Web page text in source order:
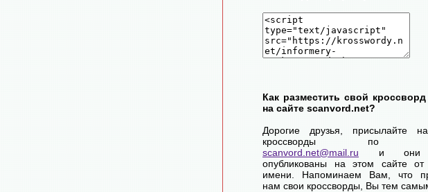
Как разместить свой
на сайте scanvord.net?
Дорогие друзья, присылайте
кроссворды по
scanvord.net@mail.ru и они
опубликованы на этом сайте
имени. Напоминаем Вам, что
нам свои кроссворды, Вы тем